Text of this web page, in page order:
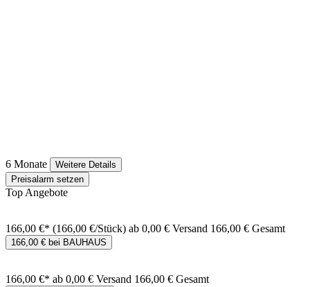
6 Monate
Weitere Details
Preisalarm setzen
Top Angebote
166,00 €* (166,00 €/Stück) ab 0,00 € Versand 166,00 € Gesamt
166,00 € bei BAUHAUS
166,00 €* ab 0,00 € Versand 166,00 € Gesamt